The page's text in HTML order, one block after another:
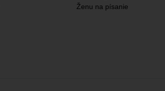
Ženu na písanie